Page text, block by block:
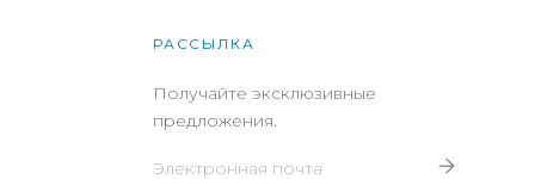
РАССЫЛКА
Получайте эксклюзивные
предложения.
Email для рассылки